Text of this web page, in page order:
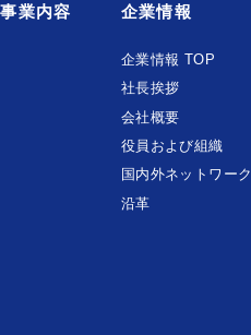
事業内容 企業情報
企業情報 TOP
社長挨拶
会社概要
役員および組織
国内外ネットワーク
沿革